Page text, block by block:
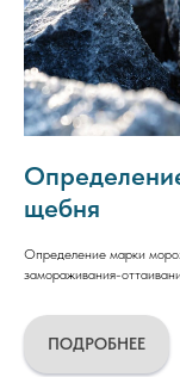
щебня
Определение марки
замораживания-
ПОДРОБНЕЕ